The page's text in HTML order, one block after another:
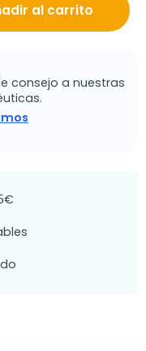
al carrito
consejo a nuestras